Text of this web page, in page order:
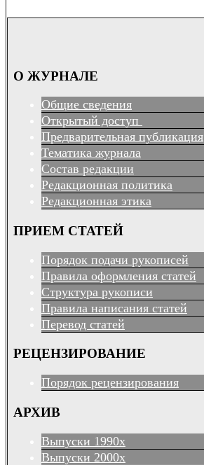
О ЖУРНАЛЕ
Общие сведения
Открытый доступ
Предварительная публикация
Тематика журнала
Состав редакции
Редакционная политика
Редакционная этика
ПРИЕМ СТАТЕЙ
Порядок подачи рукописей
Правила оформления статей
Структура рукописи
Правила написания статей
Перевод статей
РЕЦЕНЗИРОВАНИЕ
Порядок рецензирования
АРХИВ
Выпуски 1990х
Выпуски 2000х